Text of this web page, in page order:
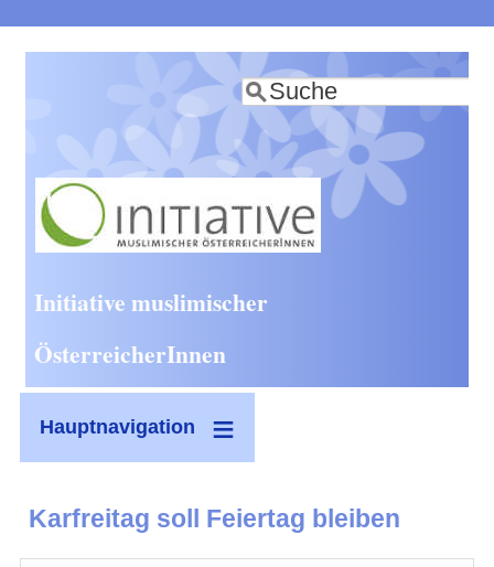
zum
Inhalt
Suche
Initiative muslimischer
ÖsterreicherInnen
Hauptnavigation
Karfreitag soll Feiertag bleiben